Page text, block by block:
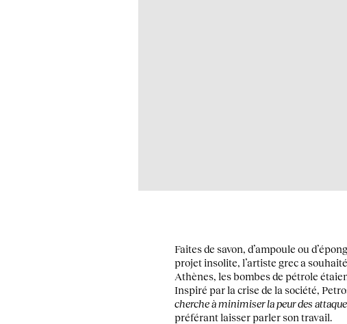
Faites de savon, d’ampoule ou
projet insolite, l’artiste grec a
Athènes, les bombes de pétrole
Inspiré par la crise de la société,
cherche à minimiser la peur des
préférant laisser parler son travail.